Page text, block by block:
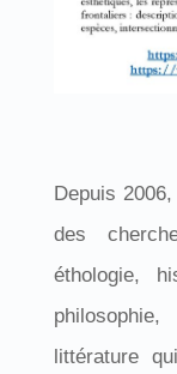
Depuis
des
éthologie,
littérature